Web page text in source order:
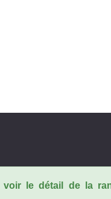
voir le détail de la